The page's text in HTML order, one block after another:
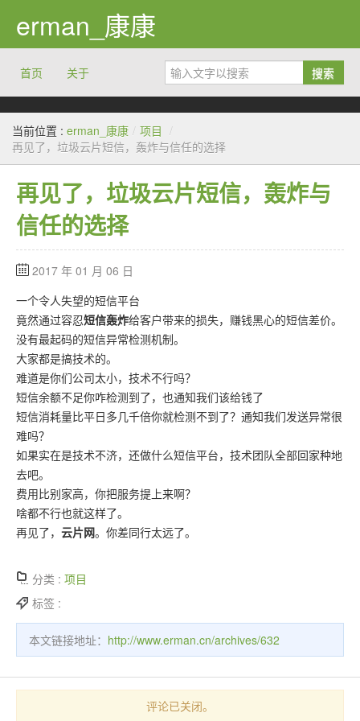
erman_康康
首页 关于 搜索
当前位置 : erman_康康 / 项目 /
再见了，垃圾云片短信，轰炸与信任的选择
再见了，垃圾云片短信，轰炸与
信任的选择
2017 年 01 月 06 日
一个令人失望的短信平台
竟然通过容忍短信轰炸给客户带来的损失，赚钱黑心的短信差价。
没有最起码的短信异常检测机制。
大家都是搞技术的。
难道是你们公司太小，技术不行吗？
短信余额不足你咋检测到了，也通知我们该给钱了
短信消耗量比平日多几千倍你就检测不到了？通知我们发送异常很
难吗？
如果实在是技术不济，还做什么短信平台，技术团队全部回家种地
去吧。
费用比别家高，你把服务提上来啊？
啥都不行也就这样了。
再见了， 云片网。你差同行太远了。
分类 : 项目
标签 :
本文链接地址： http://www.erman.cn/archives/632
评论已关闭。